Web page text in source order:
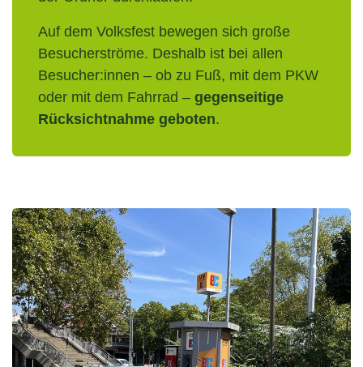
Auf dem Volksfest bewegen sich große
Besucherströme. Deshalb ist bei allen
Besucher:innen – ob zu Fuß, mit dem PKW
oder mit dem Fahrrad – gegenseitige
Rücksichtnahme geboten.